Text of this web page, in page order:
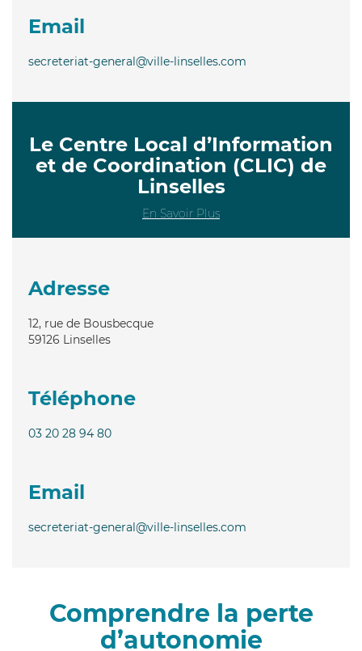
Email
secreteriat-general@ville-linselles.com
Le Centre Local d’Information
et de Coordination (CLIC) de
Linselles
En Savoir Plus
Adresse
12, rue de Bousbecque
59126 Linselles
Téléphone
03 20 28 94 80
Email
secreteriat-general@ville-linselles.com
Comprendre la perte
d’autonomie